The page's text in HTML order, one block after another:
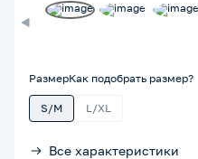
РазмерКак подобрать размер?
S/M L/XL
Все характеристики